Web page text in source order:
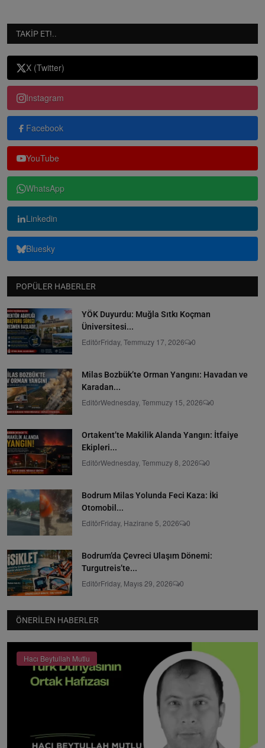
TAKIP ET!..
X (Twitter)
Instagram
Facebook
YouTube
WhatsApp
Linkedin
Bluesky
POPÜLER HABERLER
YÖK Duyurdu: Muğla Sıtkı Koçman
Üniversitesi...
EditörFriday, Temmuzy 17, 2026 0
Milas Bozbük’te Orman Yangını: Havadan ve
Karadan...
EditörWednesday, Temmuzy 15, 2026 0
Ortakent’te Makilik Alanda Yangın: İtfaiye
Ekipleri...
EditörWednesday, Temmuzy 8, 2026 0
Bodrum Milas Yolunda Feci Kaza: İki
Otomobil...
EditörFriday, Hazirane 5, 2026 0
Bodrum’da Çevreci Ulaşım Dönemi:
Turgutreis’te...
EditörFriday, Mayıs 29, 2026 0
ÖNERILEN HABERLER
Hacı Beytullah Mutlu